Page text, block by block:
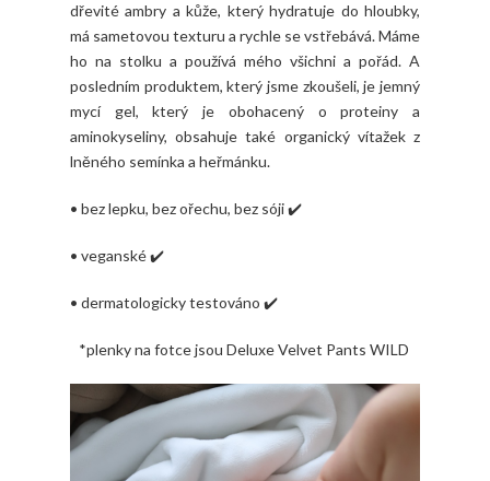
dřevité ambry a kůže, který hydratuje do hloubky,
má sametovou texturu a rychle se vstřebává. Máme
ho na stolku a používá mého všichni a pořád. A
posledním produktem, který jsme zkoušeli, je jemný
mycí gel, který je obohacený o proteiny a
aminokyseliny, obsahuje také organický vítažek z
lněného semínka a heřmánku.
• bez lepku, bez ořechu, bez sóji ✔️
• veganské ✔️
• dermatologicky testováno ✔️
*plenky na fotce jsou Deluxe Velvet Pants WILD